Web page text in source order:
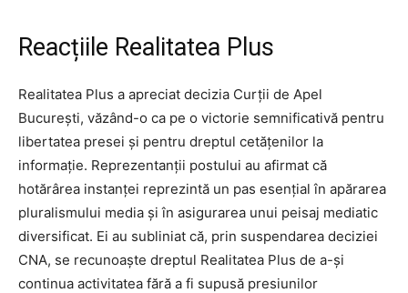
Reacțiile Realitatea Plus
Realitatea Plus a apreciat decizia Curții de Apel
București, văzând-o ca pe o victorie semnificativă pentru
libertatea presei și pentru dreptul cetățenilor la
informație. Reprezentanții postului au afirmat că
hotărârea instanței reprezintă un pas esențial în apărarea
pluralismului media și în asigurarea unui peisaj mediatic
diversificat. Ei au subliniat că, prin suspendarea deciziei
CNA, se recunoaște dreptul Realitatea Plus de a-și
continua activitatea fără a fi supusă presiunilor